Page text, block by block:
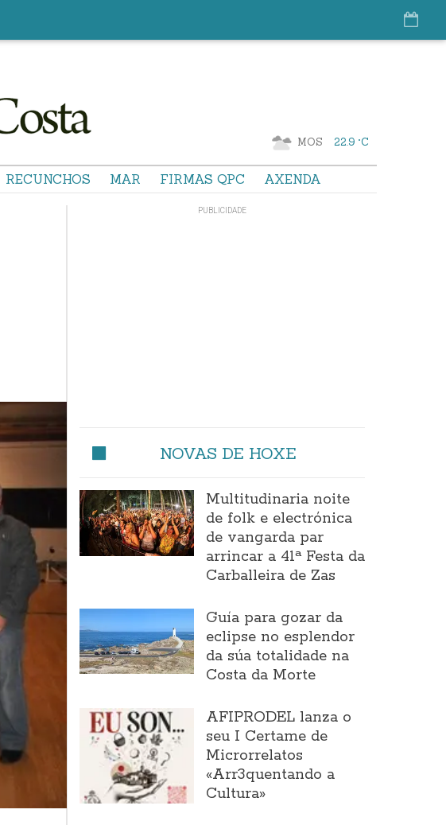
MOS 22.9 °C
RECUNCHOS MAR FIRMAS QPC AXENDA
NOVAS DE HOXE
Multitudinaria noite
de folk e electrónica
de vangarda par
arrincar a 41ª Festa da
Carballeira de Zas
Guía para gozar da
eclipse no esplendor
da súa totalidade na
Costa da Morte
AFIPRODEL lanza o
seu I Certame de
Microrrelatos
«Arr3quentando a
Cultura»